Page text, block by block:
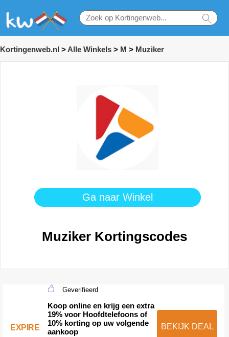
Kortingenweb.nl > Alle Winkels > M > Muziker
Ga naar Winkel
Muziker Kortingscodes
EXPIRE
Geverifieerd
Koop online en krijg een extra
19% voor Hoofdtelefoons of
10% korting op uw volgende
aankoop
BEKIJK DEAL